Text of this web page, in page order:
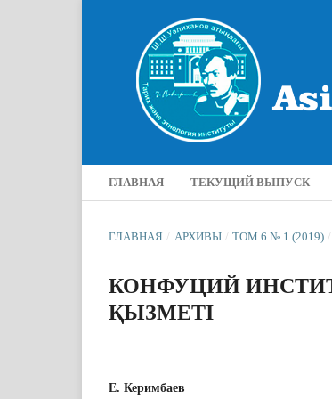
ГЛАВНАЯ ТЕКУЩИЙ ВЫПУСК
ГЛАВНАЯ / АРХИВЫ / ТОМ 6 № 1 (2019) /
КОНФУЦИЙ
ҚЫЗМЕТІ
Е. Керимбаев